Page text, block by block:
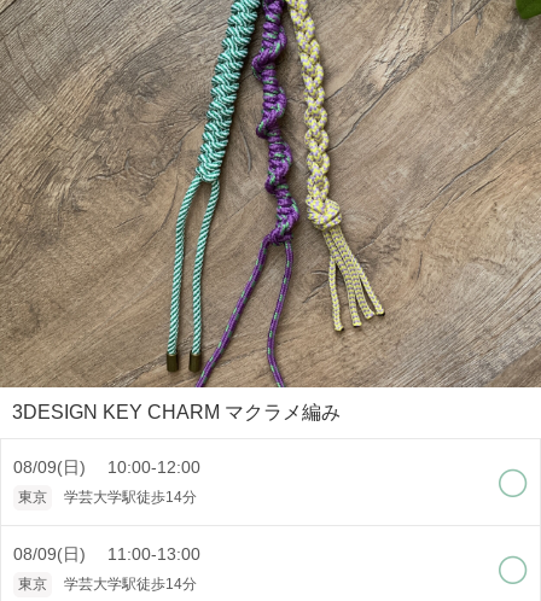
3DESIGN KEY CHARM マクラメ編み
08/09(日) 10:00-12:00
東京 学芸大学駅徒歩14分
08/09(日) 11:00-13:00
東京 学芸大学駅徒歩14分